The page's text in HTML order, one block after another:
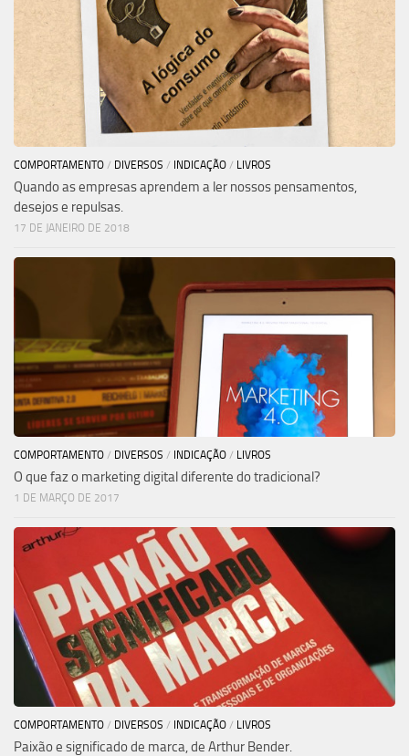
COMPORTAMENTO / DIVERSOS / INDICAÇÃO / LIVROS
Quando as empresas aprendem a ler nossos pensamentos,
desejos e repulsas.
17 DE JANEIRO DE 2018
COMPORTAMENTO / DIVERSOS / INDICAÇÃO / LIVROS
O que faz o marketing digital diferente do tradicional?
1 DE MARÇO DE 2017
COMPORTAMENTO / DIVERSOS / INDICAÇÃO / LIVROS
Paixão e significado de marca, de Arthur Bender.